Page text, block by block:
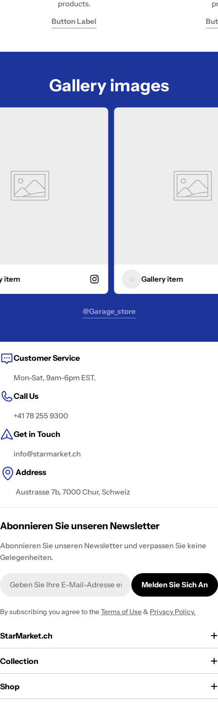
products.
Button Label
Gallery images
Gallery item
@garage_store
Customer Service
Mon-Sat, 9am-6pm EST.
Call Us
+41 78 255 9300
Get in Touch
info@starmarket.ch
Address
Austrasse 7b, 7000 Chur, Schweiz
Abonnieren Sie unseren Newsletter
Abonnieren Sie unseren Newsletter und verpassen Sie keine
Gelegenheiten.
Mail
Melden Sie Sich An
By subscribing you agree to theTerms of Use& Privacy Policy.
StarMarket.ch
Collection
Shop